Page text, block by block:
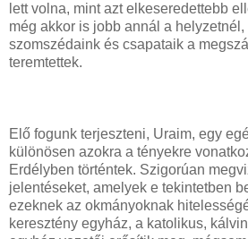
lett volna, mint azt elkeseredettebb
még akkor is jobb annál a helyzetnél,
szomszédaink és csapataik a
teremtettek.
Elő fogunk terjeszteni, Uraim, egy
különösen azokra a tényekre
Erdélyben történtek. Szigorúan
jelentéseket, amelyek e tekintetben
ezeknek az okmányoknak
keresztény egyház, a katolikus,